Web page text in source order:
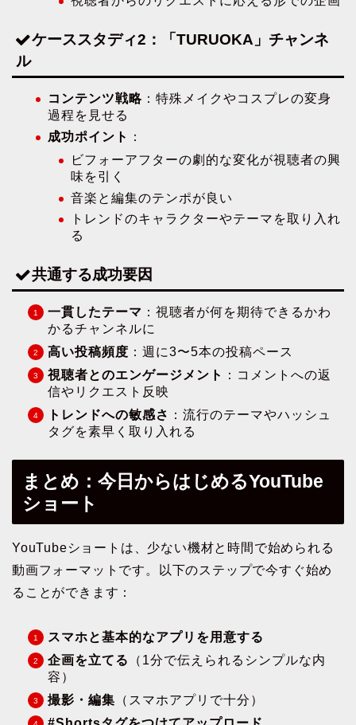
ケーススタディ2：「TURUOKA」チャンネ
ル
コンテンツ戦略 ：特殊メイクやコスプレの変身
過程を見せる
成功ポイント
：
ビフォーアフターの劇的な変化が視聴者の興
味を引く
音楽と編集のテンポが良い
トレンドのキャラクターやテーマを取り入れ
る
共通する成功要因
一貫したテーマ ：視聴者が何を期待できるかわ
かるチャンネルに
高い投稿頻度 ：週に3〜5本の投稿ペース
視聴者とのエンゲージメント
：コメントへの返
信やリクエスト反映
トレンドへの敏感さ ：流行のテーマやハッシュ
タグを素早く取り入れる
まとめ：今日からはじめるYouTube
ショート
YouTubeショートは、少ない機材と時間で始められる
動画フォーマットです。以下のステップで今すぐ始め
ることができます：
スマホと基本的なアプリを用意する
企画を立てる
（1分で伝えられるシンプルな内
容）
撮影・編集 （スマホアプリで十分）